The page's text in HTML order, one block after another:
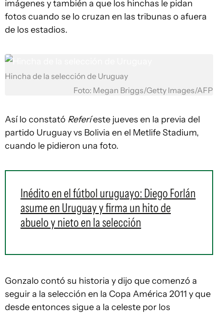
imágenes y también a que los hinchas le pidan
fotos cuando se lo cruzan en las tribunas o afuera
de los estadios.
Hincha de la selección de Uruguay
Foto: Megan Briggs/Getty Images/AFP
Así lo constató Referíeste jueves en la previa del
partido Uruguay vs Bolivia en el Metlife Stadium,
cuando le pidieron una foto.
Inédito en el fútbol uruguayo: Diego Forlán
asume en Uruguay y firma un hito de
abuelo y nieto en la selección
Gonzalo contó su historia y dijo que comenzó a
seguir a la selección en la Copa América 2011 y que
desde entonces sigue a la celeste por los